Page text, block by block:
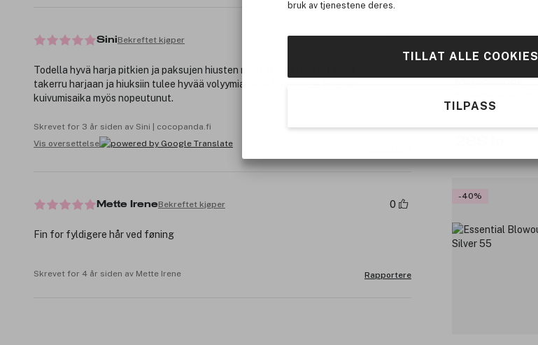
bruk av tjenestene deres.
TILLAT ALLE COOKIES
TILPASS
-40%
SiniBekreftet kjøper
Todella hyvä harja pitkien ja paksujen hiusten muotoiluun! Hiukset eivät
takerru harjaan ja hiuksiin tulee hyvää volyymia sekä ilmavuutta. Hiusten
kuivumisaika myös nopeutunut.
Skrevet for 3 år siden av Sini | cocopanda.fi
Vis oversettelse
Mette IreneBekreftet kjøper 0
Fin for fyldigere hår ved føning
Skrevet for 4 år siden av Mette Irene Rapportere